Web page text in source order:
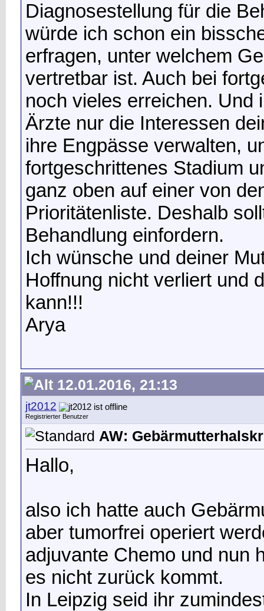
Diagnosestellung für die
würde ich schon ein
erfragen, unter welchem
vertretbar ist. Auch bei
noch vieles erreichen. Und
Ärzte nur die Interessen
ihre Engpässe verwalten,
fortgeschrittenes Stadium
ganz oben auf einer von
Prioritätenliste. Deshalb
Behandlung einfordern.
Ich wünsche und deiner
Hoffnung nicht verliert und
kann!!!
Arya
12.01.2016, 21:13
jt2012
Registrierter Benutzer
AW:
Hallo,
also ich hatte auch
aber tumorfrei operiert
adjuvante Chemo und nun
es nicht zurück kommt.
In Leipzig seid ihr